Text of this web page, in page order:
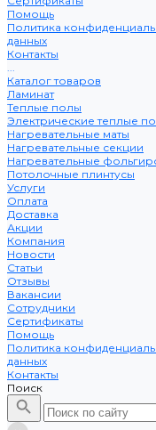
Помощь
Политика
данных
Контакты
...
Каталог товаров
Ламинат
Теплые полы
Электрические теплые
Нагревательные маты
Нагревательные секции
Нагревательные
Потолочные плинтусы
Услуги
Оплата
Доставка
Акции
Компания
Новости
Статьи
Отзывы
Вакансии
Сотрудники
Сертификаты
Помощь
Политика
данных
Контакты
Поиск